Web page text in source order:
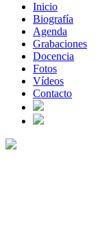
Inicio
Biografía
Agenda
Grabaciones
Docencia
Fotos
Vídeos
Contacto